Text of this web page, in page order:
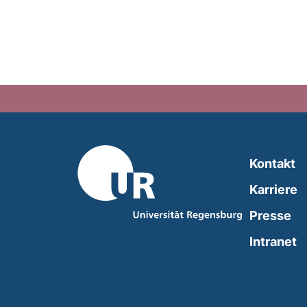
Kontakt
Karriere
Presse
Intranet